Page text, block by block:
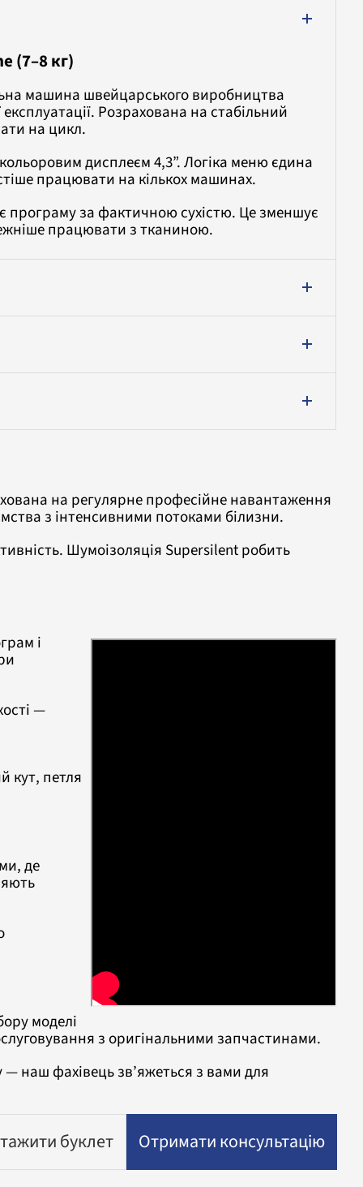
(7–8 кг)
машина швейцарського виробництва
Розрахована на стабільний
на цикл.
дисплеєм 4,3”. Логіка меню єдина
працювати на кількох машинах.
програму за фактичною сухістю. Це зменшує
працювати з тканиною.
на регулярне професійне навантаження
з інтенсивними потоками білизни.
Шумоізоляція Supersilent робить
і
—
кут, петля
де
моделі
з оригінальними запчастинами.
наш фахівець зв’яжеться з вами для
буклет Отримати консультацію